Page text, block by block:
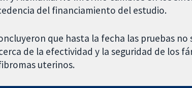
del financiamiento del estudio.
que hasta la fecha las pruebas
de la efectividad y la seguridad de los
uterinos.